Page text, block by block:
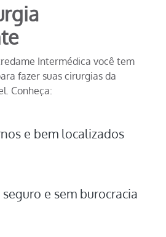
Intermédica você tem
fazer suas cirurgias da
Conheça:
e bem localizados
e sem burocracia